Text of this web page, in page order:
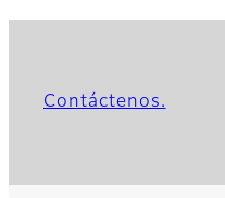
Contáctenos.